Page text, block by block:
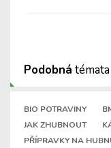
Podobná témata
BIO POTRAVINY
JAK ZHUBNOUT
PŘÍPRAVKY NA